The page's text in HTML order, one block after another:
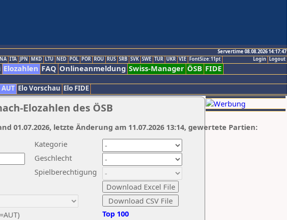
Servertime 08.08.2026 14:17:47
Logout
Login
ITA JPN MKD LTU NED POL POR ROU RUS SRB SVK SWE TUR UKR VIE FontSize:11pt
Elozahlen FAQ Onlineanmeldung Swiss-Manager ÖSB FIDE
AUT Elo Vorschau Elo FIDE
Elozahlen des ÖSB
Kategorie
Geschlecht
Spielberechtigung
Top 100
01.07.2026, letzte Änderung am 11.07.2026 13:14, gewertete Partien: